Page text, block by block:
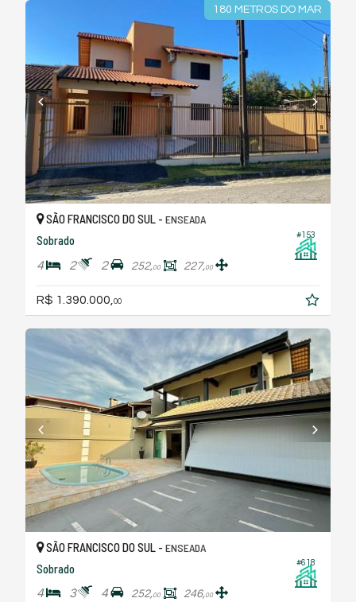
180 METROS DO MAR
#153
SÃO FRANCISCO DO SUL - ENSEADA
Sobrado
4 2 2 252,00 227,00
R$ 1.390.000, 00
#618
SÃO FRANCISCO DO SUL - ENSEADA
Sobrado
4 3 4 252,00 246,00